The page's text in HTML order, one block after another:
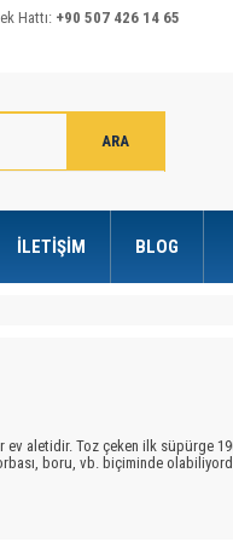
Hattı: +90 507 426 14 65
İLETIŞIM BLOG
aletidir. Toz çeken ilk süpürge
boru, vb. biçiminde